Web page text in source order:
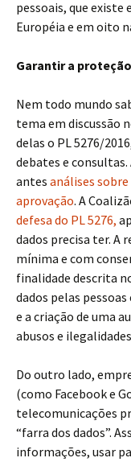
pessoais, que existe
Européia e em oito
Garantir a
Nem todo mundo
tema em discussão
delas o PL 5276/
debates e
antes análises
aprovação. A
defesa do PL 5276,
dados precisa ter. A
mínima e com
finalidade descrita
dados pelas
e a criação de uma
abusos e
Do outro lado,
(como Facebook e
telecomunicações
“farra dos dados”.
informações, usar